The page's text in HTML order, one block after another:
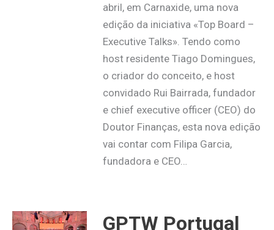
abril, em Carnaxide, uma nova
edição da iniciativa «Top Board –
Executive Talks». Tendo como
host residente Tiago Domingues,
o criador do conceito, e host
convidado Rui Bairrada, fundador
e chief executive officer (CEO) do
Doutor Finanças, esta nova edição
vai contar com Filipa Garcia,
fundadora e CEO…
GPTW Portugal